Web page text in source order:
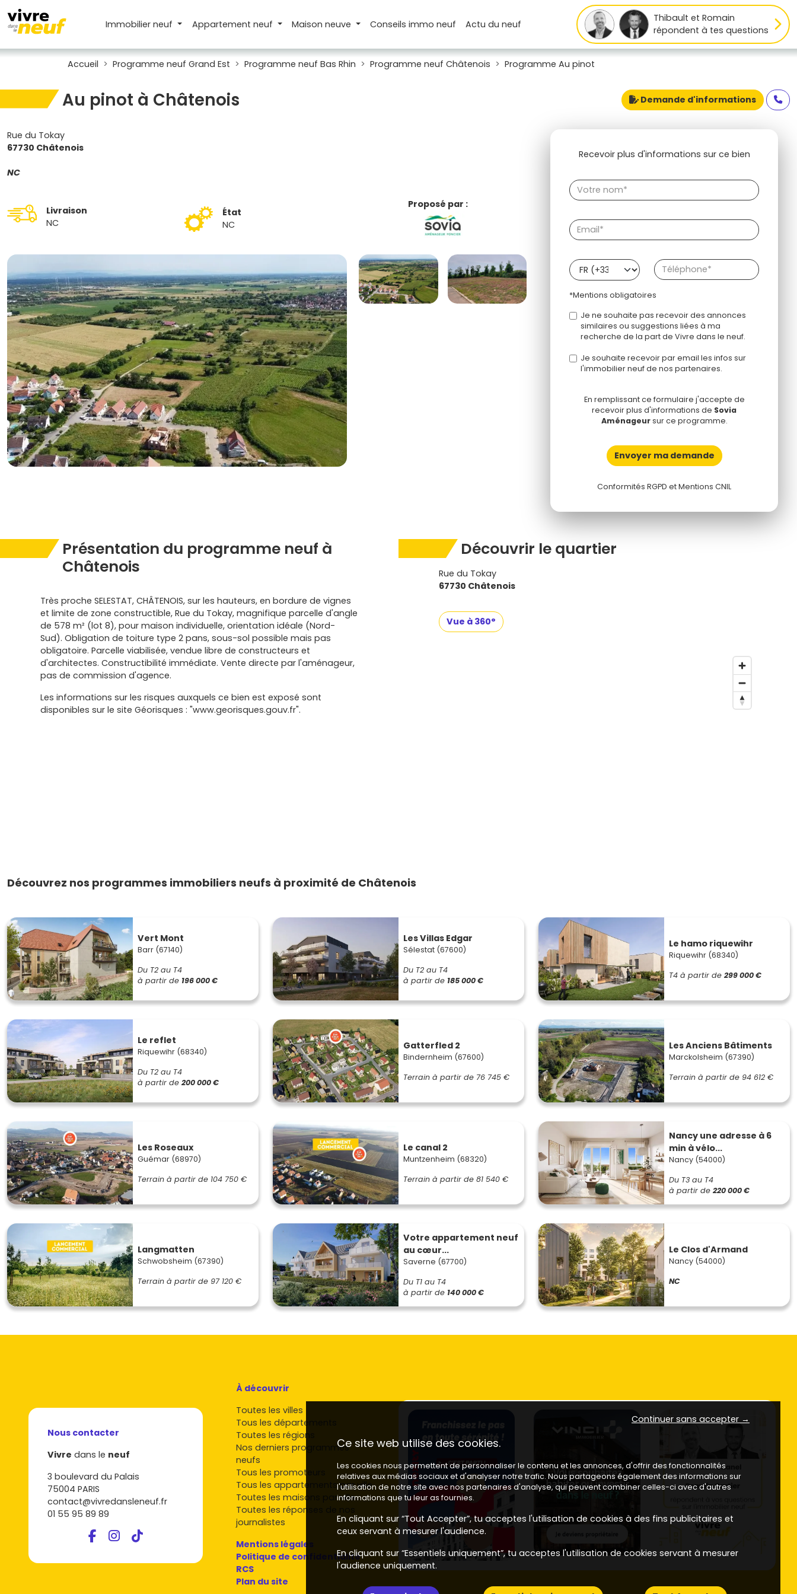
Immobilier neuf Appartement neuf Maison neuve Conseilsimmo neuf Actudu neuf
Thibault et Romain
répondent à tes questions
Accueil Programme neuf Grand Est Programme neuf Bas Rhin Programme neuf Châtenois Programme Au pinot
Au pinot à Châtenois Demande d'informations
Rue du Tokay
67730 Châtenois
NC
Livraison
NC
État
NC
Proposé par :
Recevoir plus d'informations sur ce bien
*Mentions obligatoires
Je ne souhaite pas recevoir des annonces
similaires ou suggestions liées à ma
recherche de la part de Vivre dans le neuf.
Je souhaite recevoir par email les infos sur
l'immobilier neuf de nos partenaires.
En remplissant ce formulaire j'accepte de
recevoir plus d'informations de Sovia
Aménageursur ce programme.
Envoyer ma demande
Conformités RGPD et Mentions CNIL
Présentation du programme neuf à
Châtenois
Très proche SELESTAT, CHÂTENOIS, sur les hauteurs, en bordure de vignes
et limite de zone constructible, Rue du Tokay, magnifique parcelle d'angle
de 578 m² (lot 8), pour maison individuelle, orientation idéale (Nord-
Sud). Obligation de toiture type 2 pans, sous-sol possible mais pas
obligatoire. Parcelle viabilisée, vendue libre de constructeurs et
d'architectes. Constructibilité immédiate. Vente directe par l'aménageur,
pas de commission d'agence.
Les informations sur les risques auxquels ce bien est exposé sont
disponibles sur le site Géorisques : "www.georisques.gouv.fr".
Découvrir le quartier
Rue du Tokay
67730 Châtenois
Vue à 360°
Découvrez nos programmes immobiliers neufs à proximité de Châtenois
Vert Mont
Barr (67140)
Du T2 au T4
à partir de 196 000 €
Les Villas Edgar
Sélestat (67600)
Du T2 au T4
à partir de 185 000 €
Le hamo riquewihr
Riquewihr (68340)
T4 à partir de 299 000 €
Le reflet
Riquewihr (68340)
Du T2 au T4
à partir de 200 000 €
Gatterfled 2
Bindernheim (67600)
Terrain à partir de 76 745 €
Les Anciens Bâtiments
Marckolsheim (67390)
Terrain à partir de 94 612 €
Les Roseaux
Guémar (68970)
Terrain à partir de 104 750 €
Le canal 2
Muntzenheim (68320)
Terrain à partir de 81 540 €
Nancy une adresse à 6
min à vélo...
Nancy (54000)
Du T3 au T4
à partir de 220 000 €
Langmatten
Schwobsheim (67390)
Terrain à partir de 97 120 €
Votre appartement neuf
au cœur...
Saverne (67700)
Du T1 au T4
à partir de 140 000 €
Le Clos d'Armand
Nancy (54000)
NC
Nous contacter
Vivre dans le neuf
3 boulevard du Palais
75004 PARIS
contact@vivredansleneuf.fr
01 55 95 89 89
À découvrir
Toutes les villes
Tous les départements
Toutes les régions
Nos derniers programmes
neufs
Tous les promoteurs
Tous les appartements par ville
Toutes les maisons par ville
Toutes les réponses de nos
journalistes
Mentions légales
Politique de confidentialité
RCS
Plan du site
Continuer sans accepter →
Ce site web utilise des cookies.
Les cookies nous permettent de personnaliser le contenu et les annonces, d'offrir des fonctionnalités
relatives aux médias sociaux et d'analyser notre trafic. Nous partageons également des informations sur
l'utilisation de notre site avec nos partenaires d'analyse, qui peuvent combiner celles-ci avec d'autres
informations que tu leur as fournies.
En cliquant sur “Tout Accepter”, tu acceptes l'utilisation de cookies à des fins publicitaires et
ceux servant à mesurer l'audience.
En cliquant sur “Essentiels uniquement”, tu acceptes l'utilisation de cookies servant à mesurer
l'audience uniquement.